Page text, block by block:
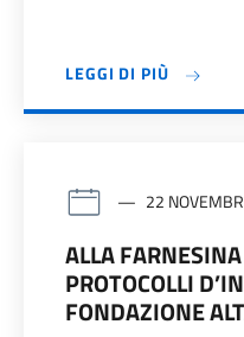
LEGGI DI PIÙ
22
ALLA
PROTOCOLLI
FONDAZIONE